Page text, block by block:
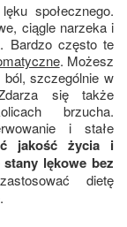
społecznego.
ciągle narzeka i
Bardzo często te
. Możesz
szczególnie w
się także
brzucha.
i stałe
jakość życia i
lękowe bez
dietę